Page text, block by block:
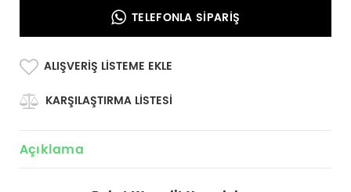
TELEFONLA SIPARIŞ
ALIŞVERIŞ LISTEME EKLE
KARŞILAŞTIRMA LISTESI
Açıklama